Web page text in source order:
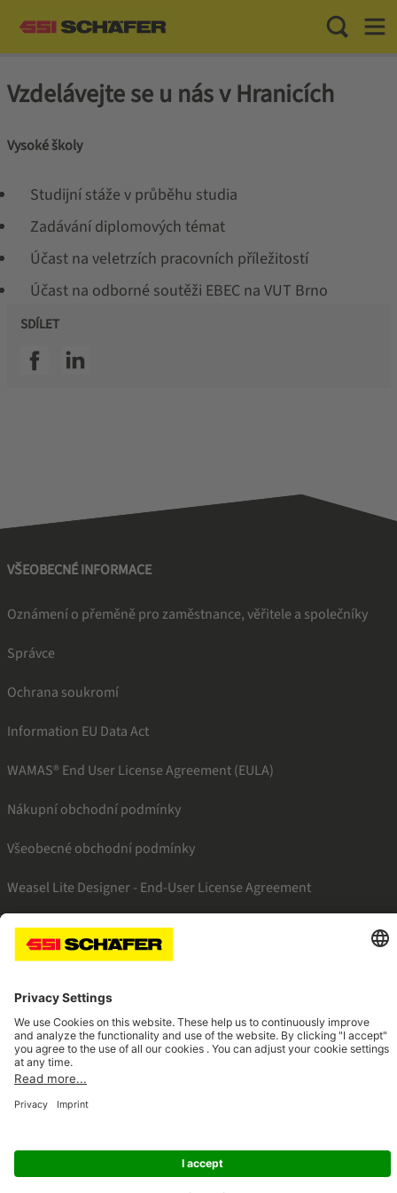
Toggle
Vzdelávejte se u nás v Hranicích
Vysoké školy
Studijní stáže v průběhu studia
Zadávání diplomových témat
Účast na veletrzích pracovních příležitostí
Účast na odborné soutěži EBEC na VUT Brno
SDÍLET
SSI facebookSSI linkedin
VŠEOBECNÉ INFORMACE
Oznámení o přeměně pro zaměstnance, věřitele a společníky
Správce
Ochrana soukromí
Information EU Data Act
WAMAS® End User License Agreement (EULA)
Nákupní obchodní podmínky
Všeobecné obchodní podmínky
Weasel Lite Designer - End-User License Agreement
SSI facebookSSI youtube
© 2026